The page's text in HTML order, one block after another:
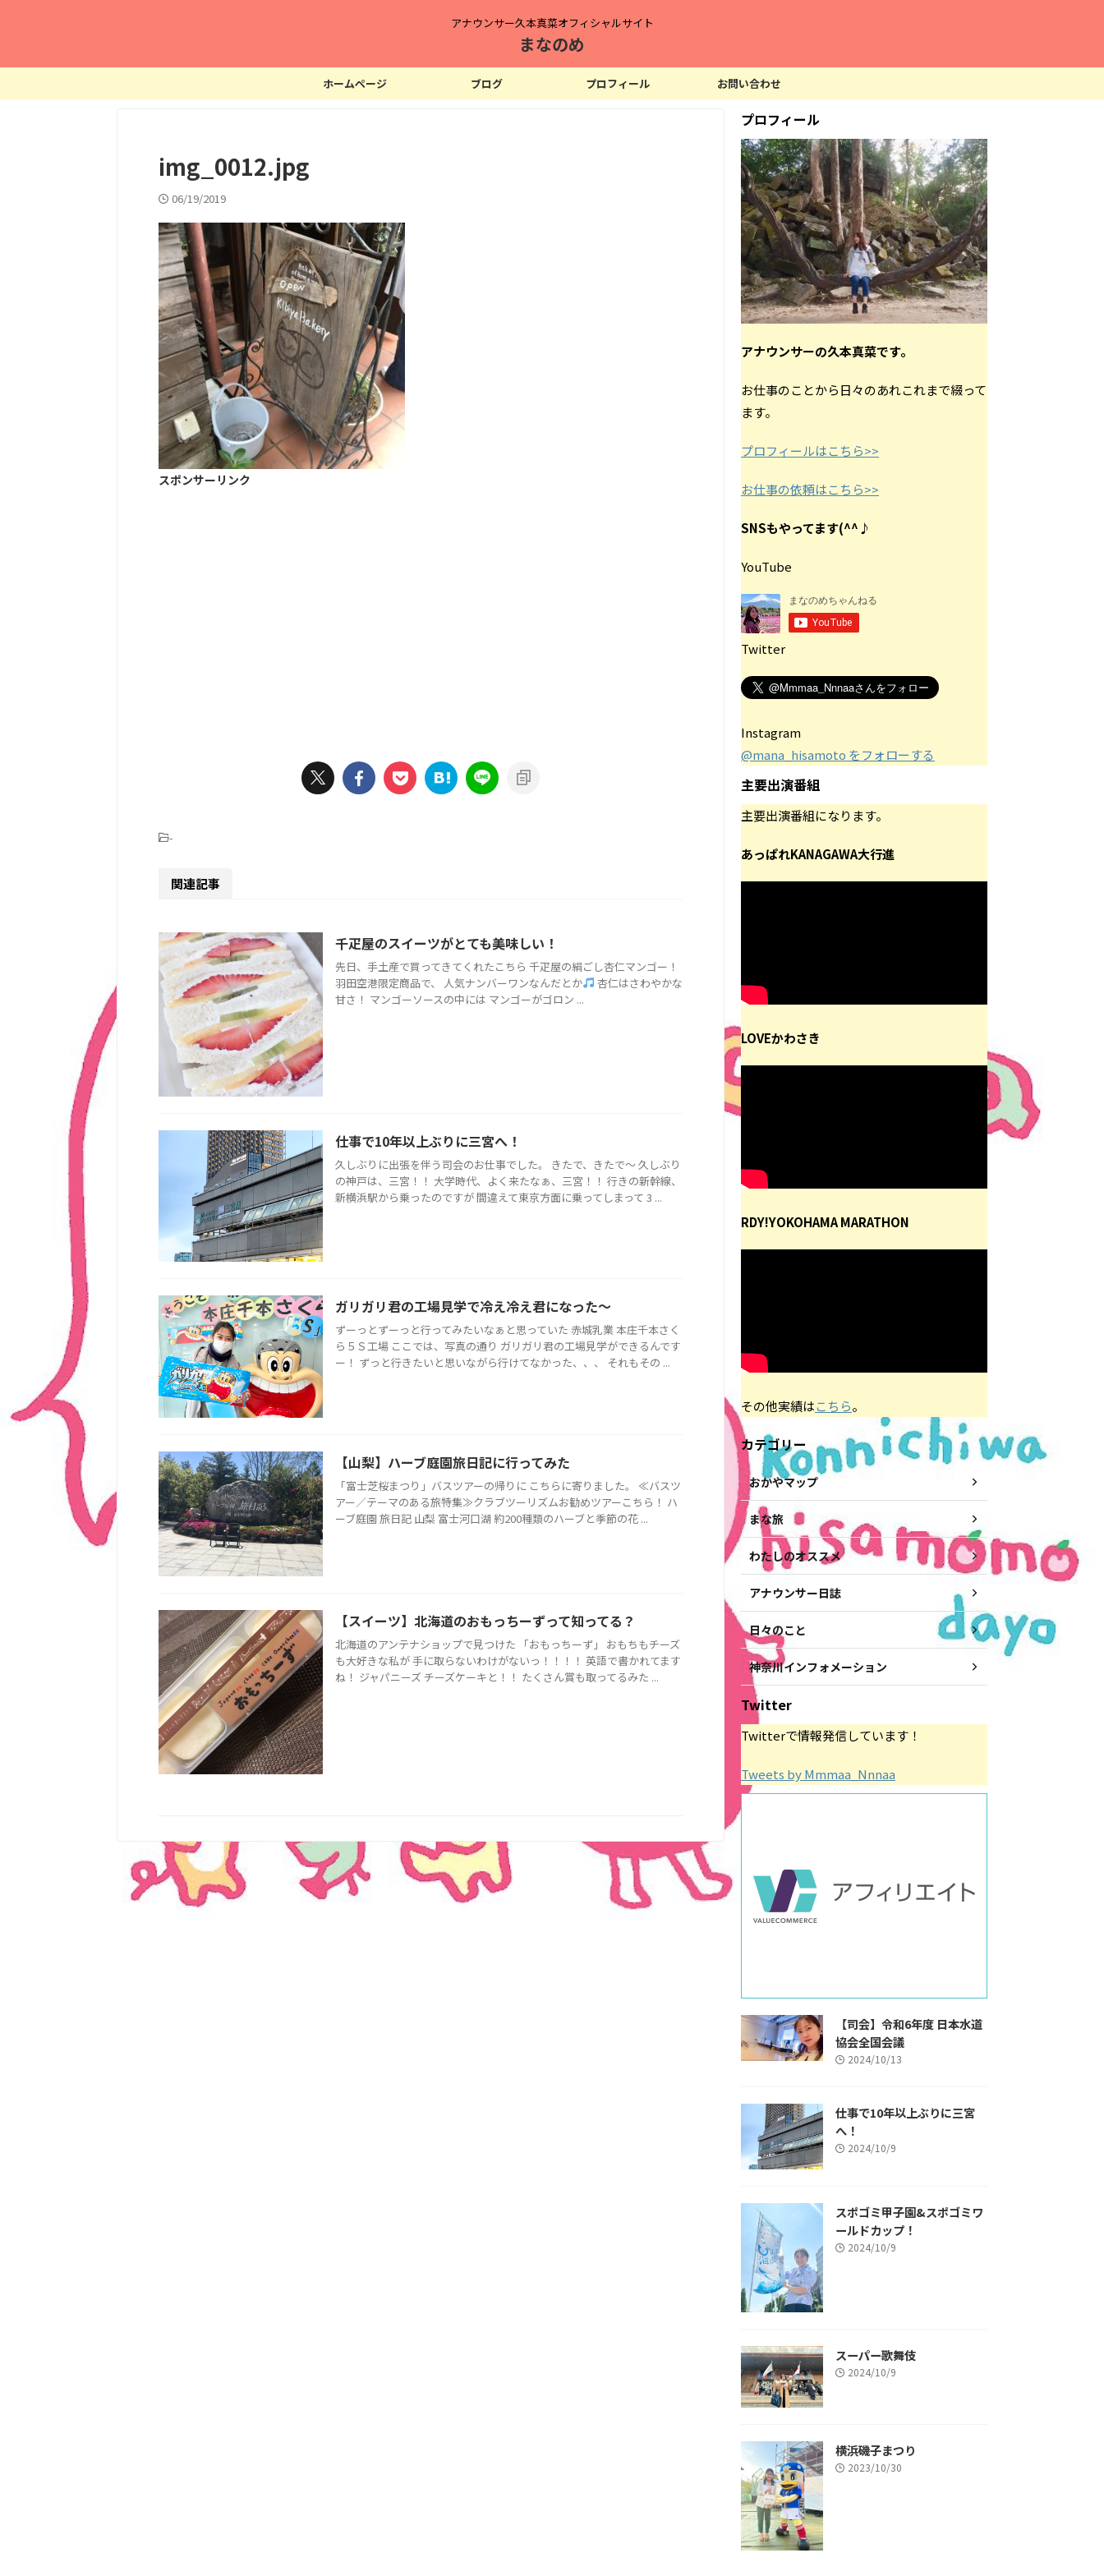
アナウンサー久本真菜オフィシャルサイト
まなのめ
ホームページ ブログ プロフィール お問い合わせ
img_0012.jpg
06/19/2019
スポンサーリンク
-
関連記事
千疋屋のスイーツがとても美味しい！
先日、手土産で買ってきてくれたこちら 千疋屋の絹ごし杏仁マンゴー！
羽田空港限定商品で、 人気ナンバーワンなんだとか
杏仁はさわやかな
甘さ！ マンゴーソースの中には マンゴーがゴロン ...
仕事で10年以上ぶりに三宮へ！
久しぶりに出張を伴う司会のお仕事でした。 きたで、きたで〜 久しぶり
の神戸は、三宮！！ 大学時代、よく来たなぁ、三宮！！ 行きの新幹線、
新横浜駅から乗ったのですが 間違えて東京方面に乗ってしまって 3 ...
ガリガリ君の工場見学で冷え冷え君になった〜
ずーっとずーっと行ってみたいなぁと思っていた 赤城乳業 本庄千本さく
ら５Ｓ工場 ここでは、写真の通り ガリガリ君の工場見学ができるんです
ー！ ずっと行きたいと思いながら行けてなかった、、、 それもその ...
【山梨】ハーブ庭園旅日記に行ってみた
「富士芝桜まつり」バスツアーの帰りに こちらに寄りました。 ≪バスツ
アー／テーマのある旅特集≫クラブツーリズムお勧めツアーこちら！ ハ
ーブ庭園 旅日記 山梨 富士河口湖 約200種類のハーブと季節の花 ...
【スイーツ】北海道のおもっちーずって知ってる？
北海道のアンテナショップで見つけた 「おもっちーず」 おもちもチーズ
も大好きな私が 手に取らないわけがないっ！！！！ 英語で書かれてます
ね！ ジャパニーズ チーズケーキと！！ たくさん賞も取ってるみた ...
プロフィール
アナウンサーの久本真菜です。
お仕事のことから日々のあれこれまで綴って
ます。
プロフィールはこちら>>
お仕事の依頼はこちら>>
SNSもやってます(^^♪
YouTube
Twitter
Instagram
@mana_hisamoto をフォローする
主要出演番組
主要出演番組になります。
あっぱれKANAGAWA大行進
LOVEかわさき
RDY!YOKOHAMA MARATHON
その他実績はこちら。
カテゴリー
おかやマップ
まな旅
わたしのオススメ
アナウンサー日誌
日々のこと
神奈川インフォメーション
Twitter
Twitterで情報発信しています！
Tweets by Mmmaa_Nnnaa
【司会】令和6年度 日本水道
協会全国会議
2024/10/13
仕事で10年以上ぶりに三宮
へ！
2024/10/9
スポゴミ甲子園&スポゴミワ
ールドカップ！
2024/10/9
スーパー歌舞伎
2024/10/9
横浜磯子まつり
2023/10/30